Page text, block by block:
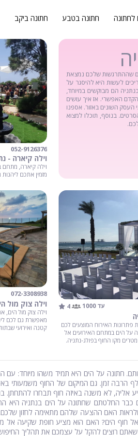
לחתונה חתונה בטבע חתונה ביקב
שההתרגשות שלכם נמצאת
לעשות היא להיסגר על
הם מבוקשים במיוחד,
האפשרי. אז איך עושים
השונים באזור. אספנו
בנוסף, תוכלו למצוא
052-9126376
וילה קיארה -
וילה קיארה, מתחם
מזמין אתכם ליהנות
עד 1000 4
פתרונות האירוח המוצעים לכם
על הים במתחם האירועים אל
072-3308938
וילה צוק מול
וילה צוק מול הים,
מאפשרת גם לכם
קטנה ואירועי
אותם. חתונה על הים היא תמיד משהו
חולף הרבה זמן. גם המיקום של החוף
אליה, לא משנה באיזה חוף תבחרו להתחתן.
החלטתם שחתונה על הים בנתניה היא
האם ההצעה שלהם מתאימה לחזון
חוף הים? האם הוא מציע חופת שקיעה
רוצים להקל על עצמכם את תהליך